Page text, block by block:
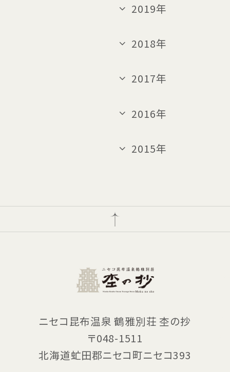
2019年
2018年
2017年
2016年
2015年
ニセコ昆布温泉 鶴雅別荘 杢の抄
〒048-1511
北海道虻田郡ニセコ町ニセコ393